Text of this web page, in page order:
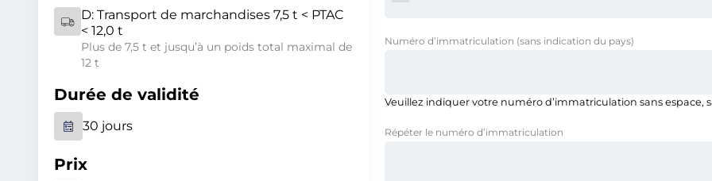
D: Transport de marchandises 7,5 t < PTAC
< 12,0 t
Plus de 7,5 t et jusqu’à un poids total maximal de
12 t
Durée de validité
30 jours
Prix
Numéro d’immatriculation (sans indication du pays)
Veuillez indiquer votre numéro d’immatriculation sans espace,
Répéter le numéro d’immatriculation